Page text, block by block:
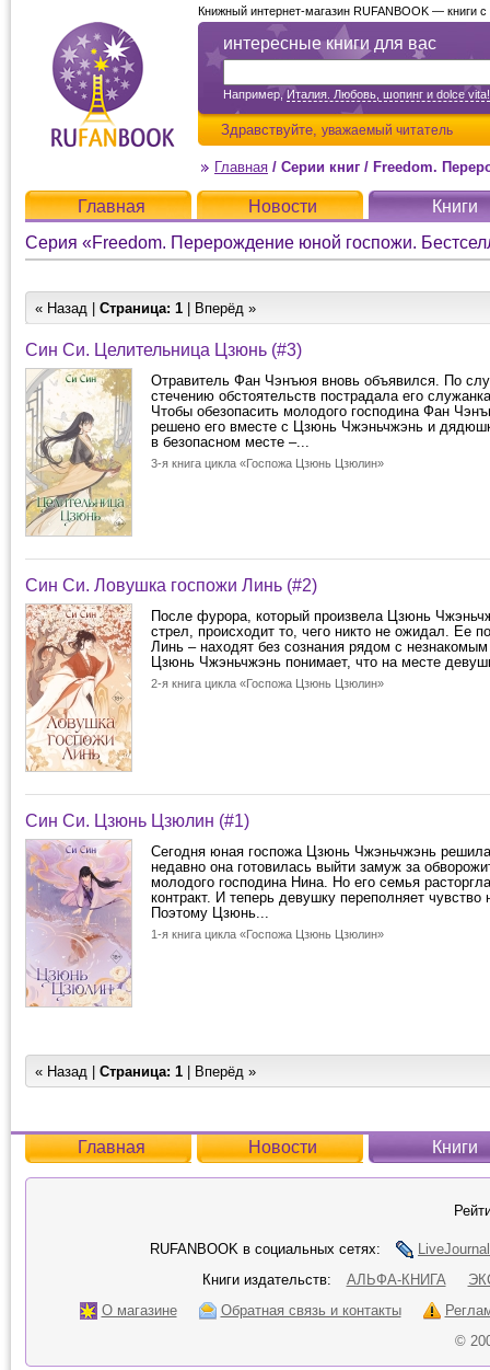
интересные книги для вас
Например,Италия. Любовь, шопинг и dolce vita!
Здравствуйте, уважаемый читатель
Книжный интернет-магазин RUFANBOOK — книги
Главная / Серии книг / Freedom.
Главная Новости
Книги
Серия «Freedom. Перерождение юной госпожи.
« Назад | Страница: 1 | Вперёд »
Син Си. Целительница Цзюнь (#3)
Отравитель Фан Чэнъюя вновь объявился. По
стечению обстоятельств пострадала его
Чтобы обезопасить молодого господина Фан
решено его вместе с Цзюнь Чжэньчжэнь и
в безопасном месте –...
3-я книга цикла «Госпожа Цзюнь Цзюлин»
Син Си. Ловушка госпожи Линь (#2)
После фурора, который произвела Цзюнь
стрел, происходит то, чего никто не ожидал. Ее
Линь – находят без сознания рядом с
Цзюнь Чжэньчжэнь понимает, что на месте
2-я книга цикла «Госпожа Цзюнь Цзюлин»
Син Си. Цзюнь Цзюлин (#1)
Сегодня юная госпожа Цзюнь Чжэньчжэнь
недавно она готовилась выйти замуж за
молодого господина Нина. Но его семья
контракт. И теперь девушку переполняет чувство
Поэтому Цзюнь...
1-я книга цикла «Госпожа Цзюнь Цзюлин»
« Назад | Страница: 1 | Вперёд »
Главная Новости Книги
RUFANBOOK в социальных сетях:
LiveJournal
Книги издательств:
АЛЬФА-КНИГА
О магазине
Обратная связь и контакты
©